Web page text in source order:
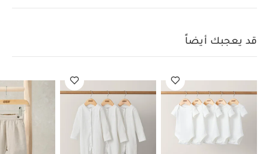
بأكمام قصيرة قماش عضوي بلون أبيض - 5 قطع
واحدة عضوية بلون أبيض - 3 قطع
قد يعجبك أيضاً